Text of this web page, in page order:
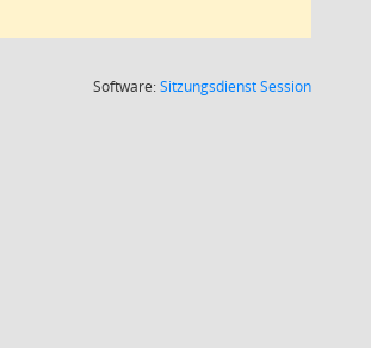
Software:SitzungsdienstSession(Wird in